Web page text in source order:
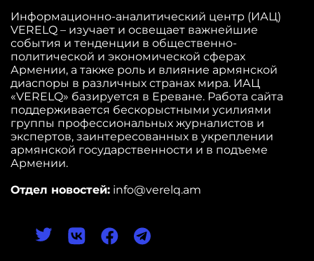
Информационно-аналитический центр (ИАЦ)
VERELQ – изучает и освещает важнейшие
события и тенденции в общественно-
политической и экономической сферах
Армении, а также роль и влияние армянской
диаспоры в различных странах мира. ИАЦ
«VERELQ» базируется в Ереване. Работа сайта
поддерживается бескорыстными усилиями
группы профессиональных журналистов и
экспертов, заинтересованных в укреплении
армянской государственности и в подъеме
Армении.
Отдел новостей: info@verelq.am